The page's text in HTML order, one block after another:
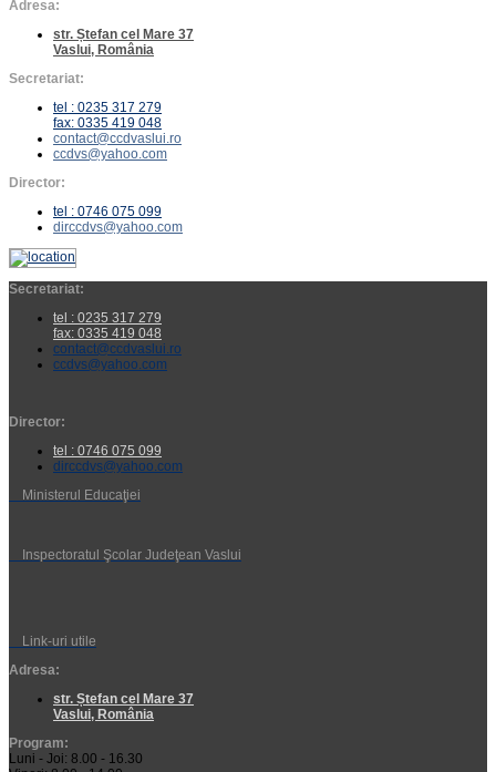
Adresa:
str. Ștefan cel Mare 37
Vaslui, România
Secretariat:
tel : 0235 317 279
fax: 0335 419 048
contact@ccdvaslui.ro
ccdvs@yahoo.com
Director:
tel : 0746 075 099
dirccdvs@yahoo.com
Secretariat:
tel : 0235 317 279
fax: 0335 419 048
contact@ccdvaslui.ro
ccdvs@yahoo.com
Director:
tel : 0746 075 099
dirccdvs@yahoo.com
Ministerul Educaţiei
Inspectoratul Şcolar Judeţean Vaslui
Link-uri utile
Adresa:
str. Ștefan cel Mare 37
Vaslui, România
Program:
Luni - Joi: 8.00 - 16.30